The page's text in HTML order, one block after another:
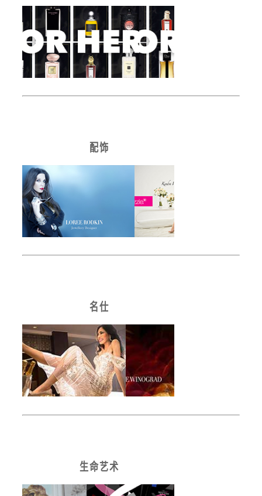
配 饰
名 仕
生 命 艺 术